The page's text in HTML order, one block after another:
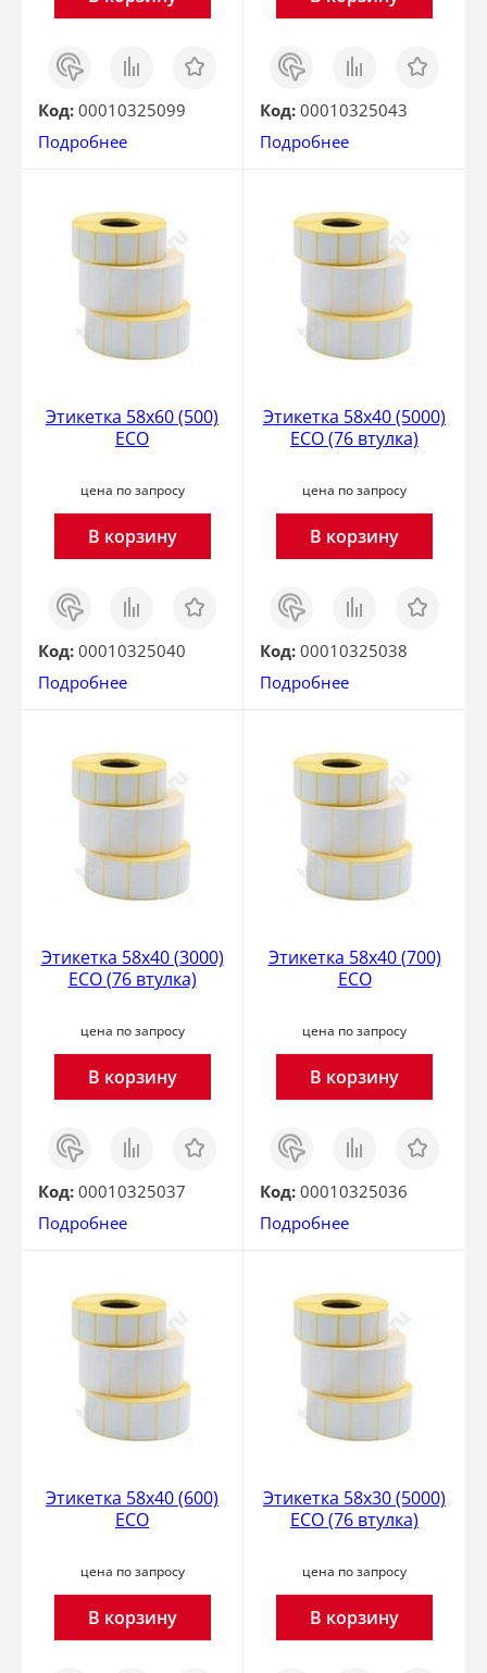
Заказ
в 1
клик
Сравнить Отложить
Код: 00010325099
Подробнее
Заказ
в 1
клик
Сравнить Отложить
Код: 00010325043
Подробнее
Этикетка 58x60 (500)
ECO
цена по запросу
В корзину
Заказ
в 1
клик
Сравнить Отложить
Код: 00010325040
Подробнее
Этикетка 58х40 (5000)
ECO (76 втулка)
цена по запросу
В корзину
Заказ
в 1
клик
Сравнить Отложить
Код: 00010325038
Подробнее
Этикетка 58х40 (3000)
ECO (76 втулка)
цена по запросу
В корзину
Заказ
в 1
клик
Сравнить Отложить
Код: 00010325037
Подробнее
Этикетка 58х40 (700)
ECO
цена по запросу
В корзину
Заказ
в 1
клик
Сравнить Отложить
Код: 00010325036
Подробнее
Этикетка 58x40 (600)
ECO
цена по запросу
В корзину
Этикетка 58x30 (5000)
ECO (76 втулка)
цена по запросу
В корзину